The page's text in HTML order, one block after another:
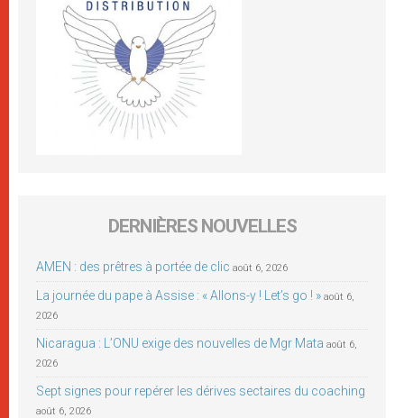
DERNIÈRES NOUVELLES
AMEN : des prêtres à portée de clic août 6, 2026
La journée du pape à Assise : « Allons-y ! Let’s go ! » août 6,
2026
Nicaragua : L’ONU exige des nouvelles de Mgr Mata août 6,
2026
Sept signes pour repérer les dérives sectaires du coaching
août 6, 2026